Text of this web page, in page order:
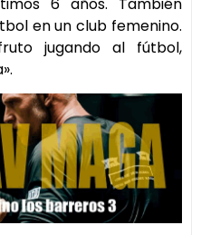
en un club femenino.
jugando al fútbol,